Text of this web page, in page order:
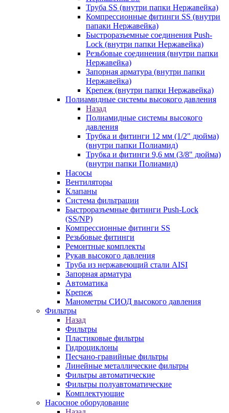
Труба SS (внутри папки Нержавейка)
Компрессионные фитинги SS (внутри
папаки Нержавейка)
Быстроразъемные соединения Push-
Lock (внутри папки Нержавейка)
Резьбовые соединения (внутри папки
Нержавейка)
Запорная арматура (внутри папки
Нержавейка)
Крепеж (внутри папки Нержавейка)
Полиамидные системы высокого давления
Назад
Полиамидные системы высокого
давления
Трубка и фитинги 12 мм (1/2" дюйма)
(внутри папки Полиамид)
Трубка и фитинги 9,6 мм (3/8" дюйма)
(внутри папки Полиамид)
Насосы
Вентиляторы
Клапаны
Система фильтрации
Быстроразъемные фитинги Push-Lock
(SS/NP)
Компрессионные фитинги SS
Резьбовые фитинги
Ремонтные комплекты
Рукав высокого давления
Труба из нержавеющий стали AISI
Запорная арматура
Автоматика
Крепеж
Манометры СИОД высокого давления
Фильтры
Назад
Фильтры
Пластиковые фильтры
Гидроциклоны
Песчано-гравийные фильтры
Линейные металлические фильтры
Фильтры автоматические
Фильтры полуавтоматические
Комплектующие
Насосное оборудование